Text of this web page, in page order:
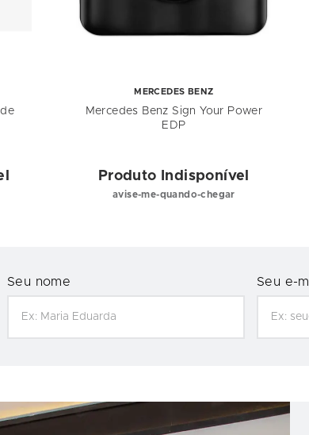
MERCEDES BENZ
Mercedes Benz Sign Your Power
EDP
Produto Indisponível
avise-me-quando-chegar
Seu nome Seu e-